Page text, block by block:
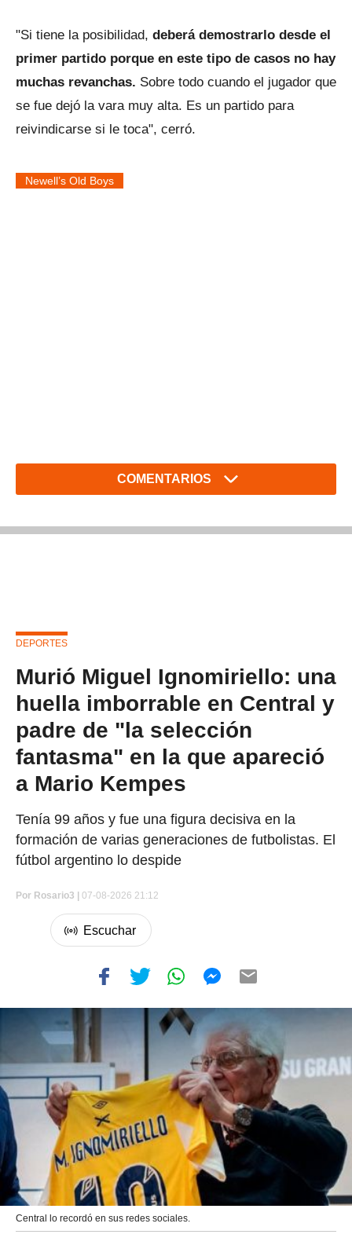
"Si tiene la posibilidad, deberá demostrarlo desde el
primer partido porque en este tipo de casos no hay
muchas revanchas. Sobre todo cuando el jugador que
se fue dejó la vara muy alta. Es un partido para
reivindicarse si le toca", cerró.
Newell’s Old Boys
COMENTARIOS